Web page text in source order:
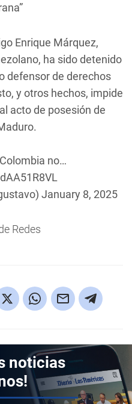
Enrique Márquez,
ha sido detenido
defensor de derechos
y otros hechos, impide
acto de posesión de
no…
January 8, 2025
Redes
noticias